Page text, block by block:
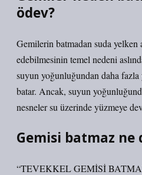
ödev?
Gemilerin batmadan suda yelken
edebilmesinin temel nedeni
suyun yoğunluğundan daha
batar. Ancak, suyun
nesneler su üzerinde yüzmeye
Gemisi batmaz ne
“TEVEKKEL GEMİSİ